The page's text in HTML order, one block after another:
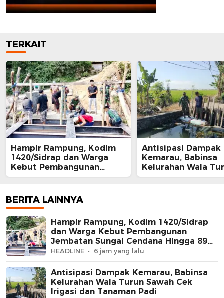
TERKAIT
Hampir Rampung, Kodim
1420/Sidrap dan Warga
Kebut Pembangunan
Jembatan Sungai Cendana
Antisipasi Dampak
Kemarau, Babinsa
Kelurahan Wala
Sawah Cek Irigasi
BERITA LAINNYA
Hampir Rampung, Kodim 1420/Sidrap
dan Warga Kebut Pembangunan
Jembatan Sungai Cendana Hingga 89
Persen
HEADLINE 6 jam yang lalu
Antisipasi Dampak Kemarau, Babinsa
Kelurahan Wala Turun Sawah Cek
Irigasi dan Tanaman Padi